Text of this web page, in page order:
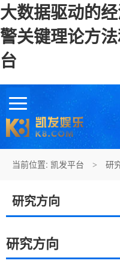
大数据驱动的
警关键理论方
台
当前位置: 凯发平台 > 研
研究方向
研究方向